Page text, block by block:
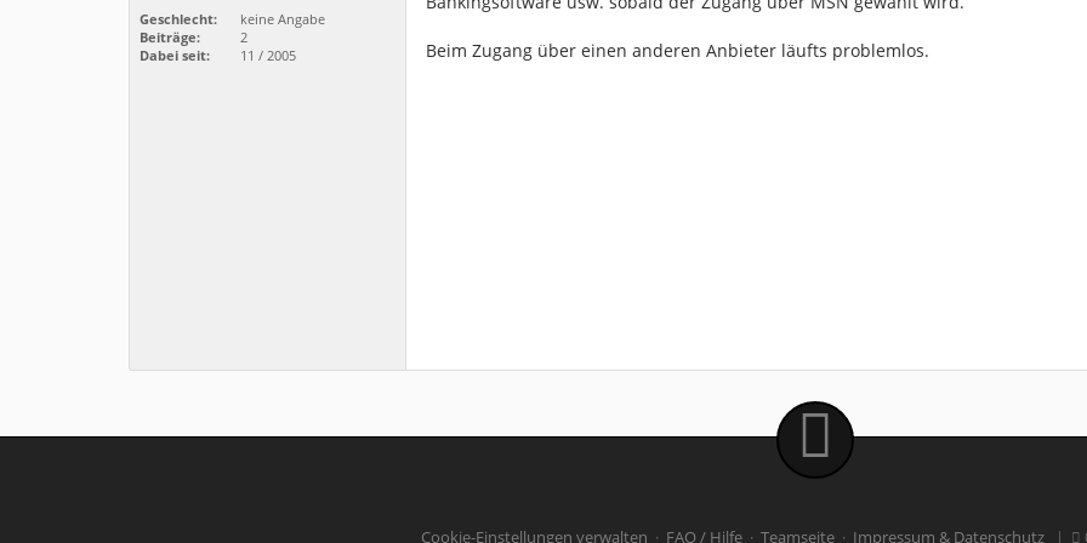
Geschlecht:
keine Angabe
Beiträge:
2
Dabei seit:
11 / 2005 Beim Zugang über einen anderen Anbieter läufts problemlos.
Cookie-Einstellungen verwalten · FAQ / Hilfe · Teamseite · Impressum & Datenschutz |